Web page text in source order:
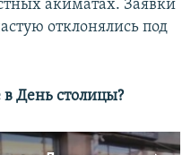
акиматах. Заявки
отклонялись под
День столицы?